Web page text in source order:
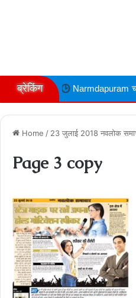
ब्रेकिंग
Narmdapuram चरित्र शंका में ढावा
Home / 23 जुलाई 2018 नवलोक
Page 3 copy